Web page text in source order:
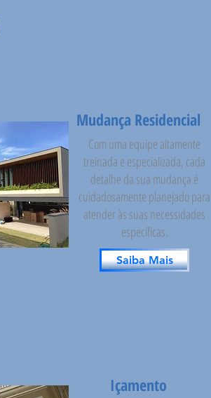
Mudança Residencial
Com uma equipe altamente
treinada e especializada, cada
detalhe da sua mudança é
cuidadosamente planejado para
atender às suas necessidades
específicas.
Saiba Mais
Içamento